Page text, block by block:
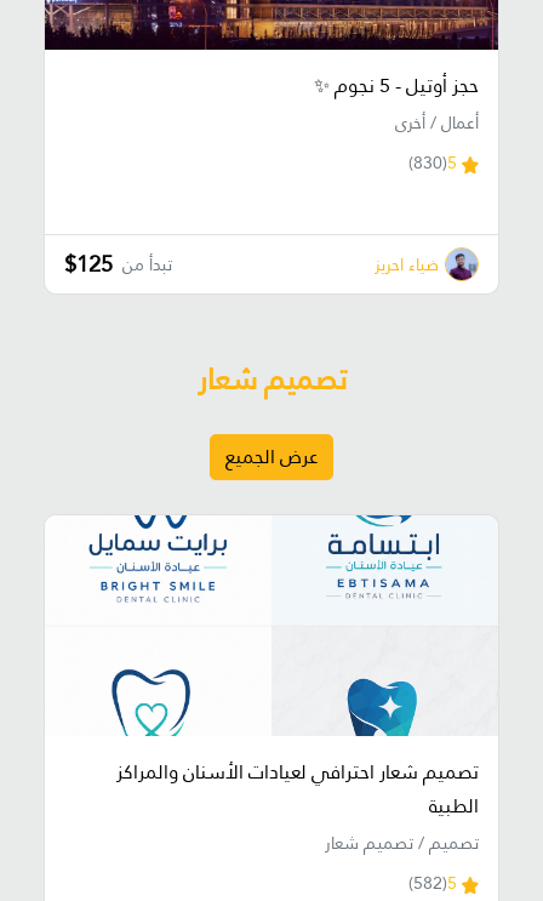
حجز أوتيل - 5 نجوم ✨
أعمال / أخرى
5
(830)
ضياء احريز تبدأ من $125
تصميم شعار
عرض الجميع
تصميم شعار احترافي لعيادات الأسنان والمراكز
الطبية
تصميم / تصميم شعار
5
(582)